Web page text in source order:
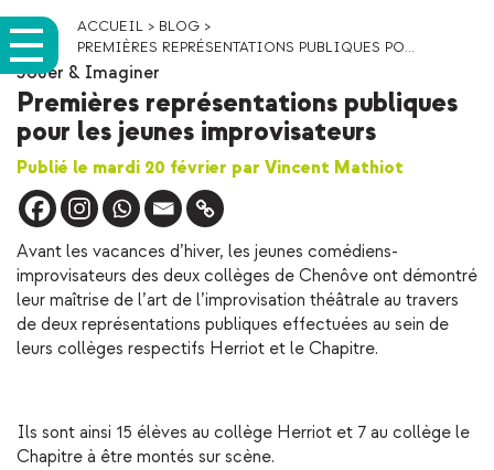
ACCUEIL > BLOG >
PREMIÈRES REPRÉSENTATIONS PUBLIQUES PO...
Jouer & Imaginer
Premières représentations publiques
pour les jeunes improvisateurs
Publié le mardi 20 février par Vincent Mathiot
Avant les vacances d’hiver, les jeunes comédiens-
improvisateurs des deux collèges de Chenôve ont démontré
leur maîtrise de l’art de l’improvisation théâtrale au travers
de deux représentations publiques effectuées au sein de
leurs collèges respectifs Herriot et le Chapitre.
Ils sont ainsi 15 élèves au collège Herriot et 7 au collège le
Chapitre à être montés sur scène.